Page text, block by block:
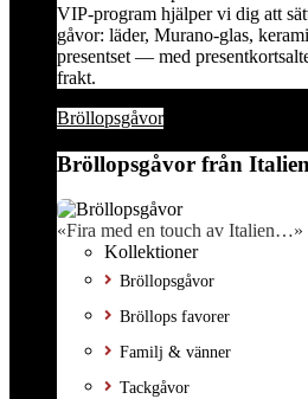
VIP-program hjälper vi dig att
gåvor: läder, Murano-glas,
presentset — med
frakt.
Bröllopsgåvor
Bröllopsgåvor från Italien
«Fira med en touch av Italien…»
Kollektioner
Bröllopsgåvor
Bröllops favorer
Familj & vänner
Tackgåvor